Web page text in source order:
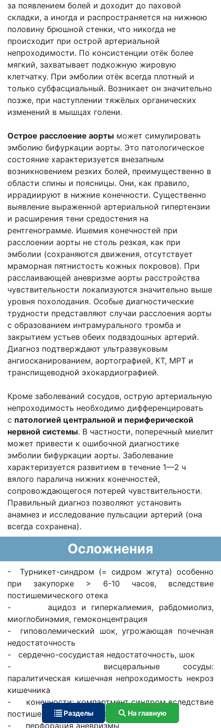
за появлением болей и доходит до паховой
складки, а иногда и распространяется на нижнюю
половину брюшной стенки, что никогда не
происходит при острой артериальной
непроходимости. По консистенции отёк более
мягкий, захватывает подкожную жировую
клетчатку. При эмболии отёк всегда плотный и
только субфасциальный. Возникает он значительно
позже, при наступлении тяжёлых органических
изменений в мышцах голени.
Острое расслоение аорты может симулировать
эмболию бифуркации аорты. Это патологическое
состояние характеризуется внезапным
возникновением резких болей, преимущественно в
области спины и поясницы. Они, как правило,
иррадиируют в нижние конечности. Существенно
выявление выраженной артериальной гипертензии
и расширения тени средостения на
рентгенограмме. Ишемия конечностей при
расслоении аорты не столь резкая, как при
эмболии (сохраняются движения, отсутствует
мраморная пятнистость кожных покровов). При
расслаивающей аневризме аорты расстройства
чувствительности локализуются значительно выше
уровня похолодания. Особые диагностические
трудности представляют случаи расслоения аорты
с образованием интрамурального тромба и
закрытием устьев обеих подвздошных артерий.
Диагноз подтверждают ультразвуковым
ангиосканированием, аортографией, КТ, МРТ и
транспищеводной эхокардиографией.
Кроме заболеваний сосудов, острую артериальную
непроходимость необходимо дифференцировать
с патологией центральной и периферической
нервной системы. В частности, поперечный миелит
может привести к ошибочной диагностике
эмболии бифуркации аорты. Заболевание
характеризуется развитием в течение 1—2 ч
вялого паралича нижних конечностей,
сопровождающегося потерей чувствительности.
Правильный диагноз позволяют установить
анамнез и исследование пульсации артерий (она
всегда сохранена).
Осложнения
- Турникет-синдром (= сидром жгута) особенно
при закупорке > 6-10 часов, вследствие
постишемического отека
- ацидоз и гиперкалиемия, рабдомиолиз,
миоглобинэмия, гемоконцентрация
- гиповолемический шок, угрожающая почечная
недостаточность
- сердечно-сосудистая недостаточность, шок
- висцеральные сосуды:
паралитическая кишечная непроходимость некроз
кишечника
- конечности: компартмент синдром вследствие
постишемического отека
- перфорация аневризмы
Разделы На главную